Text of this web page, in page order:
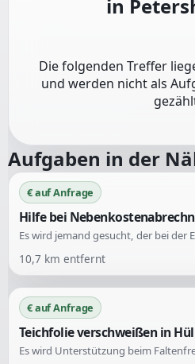
in
Die folgenden Treffer
und werden nicht als
Aufgaben in der
€ auf Anfrage
Hilfe bei
10,7 km entfernt
€ auf Anfrage
Teichfolie verschweißen in